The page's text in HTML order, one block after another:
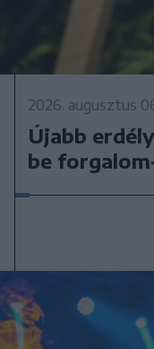
2026. augusztus
Újabb
be